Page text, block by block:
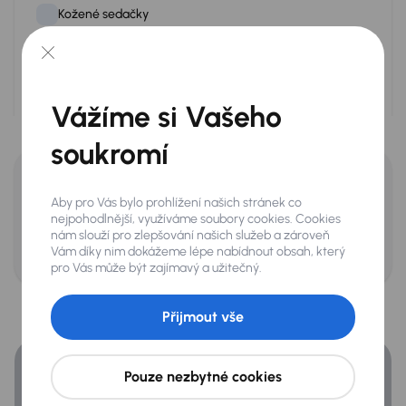
Kožené sedačky
Paměť nastavení sedadel
Počítač
Stereo
Stop Start systém
Tempomat
Vyhřívaná sedadla
Vyhřívané čelní sklo
Celá výbava vozu
Zjistit více informací
Volejte zdarma800 110 800
Financování
Získejte lepší podmínky financování než v bance.
Vážíme si Vašeho
soukromí
Aby pro Vás bylo prohlížení našich stránek co
nejpohodlnější, využíváme soubory cookies. Cookies
nám slouží pro zlepšování našich služeb a zároveň
Vám díky nim dokážeme lépe nabídnout obsah, který
pro Vás může být zajímavý a užitečný.
Pouze nezbytné cookies
Přijmout vše